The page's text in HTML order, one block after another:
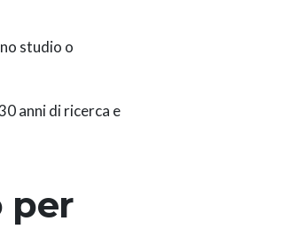
studio o
anni di ricerca e
per